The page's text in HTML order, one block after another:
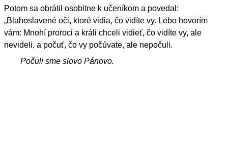
Potom sa obrátil osobitne k učeníkom a povedal:
„Blahoslavené oči, ktoré vidia, čo vidíte vy. Lebo hovorím
vám: Mnohí proroci a králi chceli vidieť, čo vidíte vy, ale
nevideli, a počuť, čo vy počúvate, ale nepočuli.
Počuli sme slovo Pánovo.